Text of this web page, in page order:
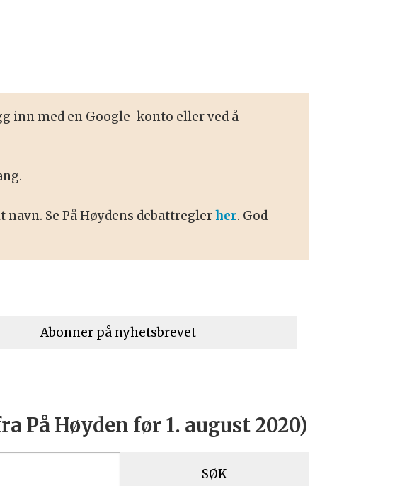
inn med en Google-konto eller ved å
Se På Høydens debattreglerher. God
På Høyden før 1. august 2020)
SØK